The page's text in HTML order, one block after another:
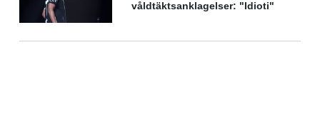
våldtäktsanklagelser: "Idioti"